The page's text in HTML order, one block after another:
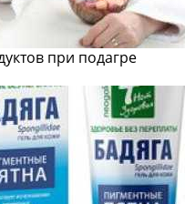
при подагре